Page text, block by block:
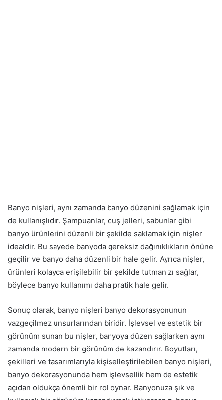
Banyo nişleri, aynı zamanda banyo düzenini sağlamak için
de kullanışlıdır. Şampuanlar, duş jelleri, sabunlar gibi
banyo ürünlerini düzenli bir şekilde saklamak için nişler
idealdir. Bu sayede banyoda gereksiz dağınıklıkların önüne
geçilir ve banyo daha düzenli bir hale gelir. Ayrıca nişler,
ürünleri kolayca erişilebilir bir şekilde tutmanızı sağlar,
böylece banyo kullanımı daha pratik hale gelir.
Sonuç olarak, banyo nişleri banyo dekorasyonunun
vazgeçilmez unsurlarından biridir. İşlevsel ve estetik bir
görünüm sunan bu nişler, banyoya düzen sağlarken aynı
zamanda modern bir görünüm de kazandırır. Boyutları,
şekilleri ve tasarımlarıyla kişiselleştirilebilen banyo nişleri,
banyo dekorasyonunda hem işlevsellik hem de estetik
açıdan oldukça önemli bir rol oynar. Banyonuza şık ve